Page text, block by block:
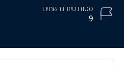
9
סטודנטים נרשמים